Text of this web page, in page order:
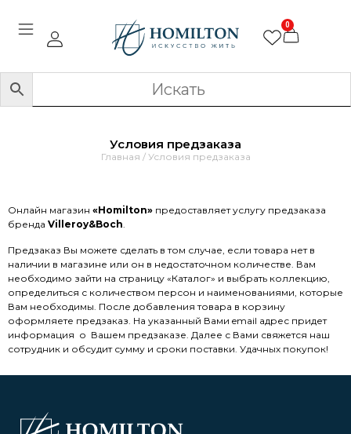
0
Условия предзаказа
Главная / Условия предзаказа
Онлайн магазин «Homilton» предоставляет услугу предзаказа
бренда Villeroy&Boch.
Предзаказ Вы можете сделать в том случае, если товара нет в
наличии в магазине или он в недостаточном количестве. Вам
необходимо зайти на страницу «Каталог» и выбрать коллекцию,
определиться с количеством персон и наименованиями, которые
Вам необходимы. После добавления товара в корзину
оформляете предзаказ. На указанный Вами email адрес придет
информация о Вашем предзаказе. Далее с Вами свяжется наш
сотрудник и обсудит сумму и сроки поставки. Удачных покупок!